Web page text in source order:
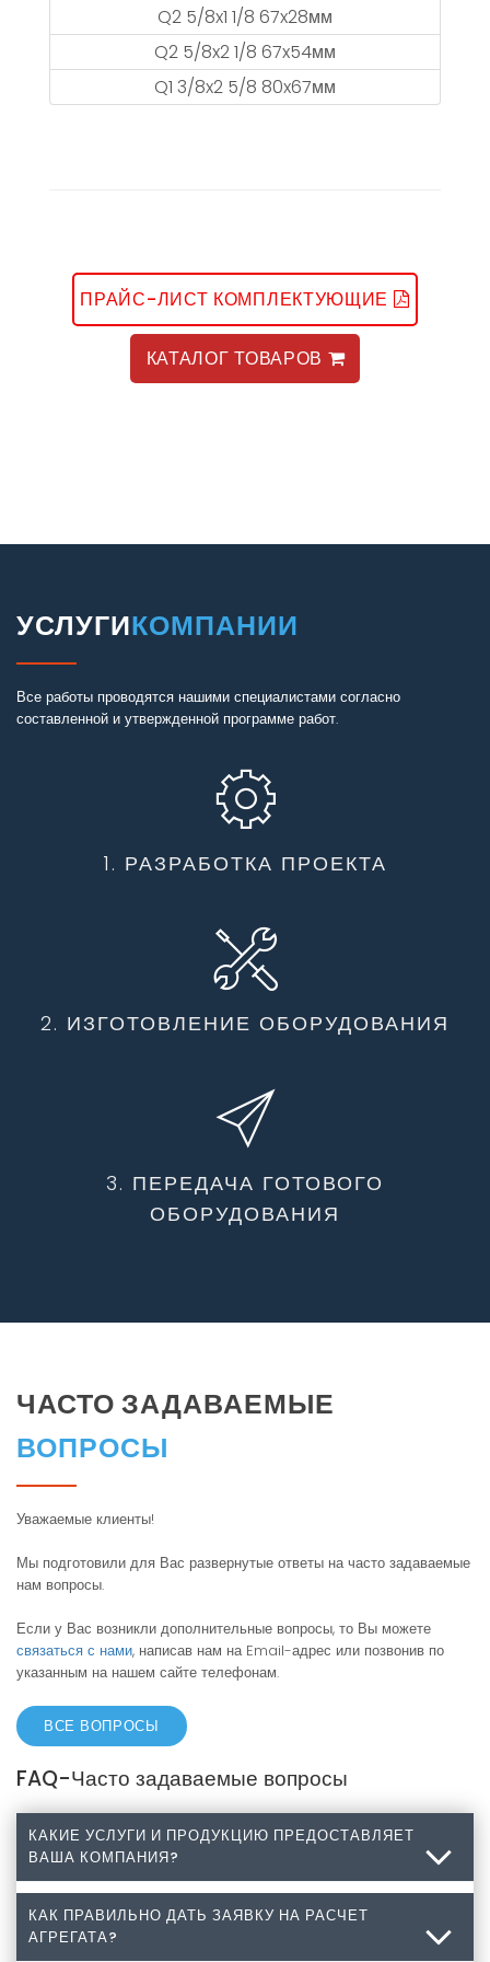
Q2 5/8x1 1/8 67x28мм
Q2 5/8x2 1/8 67x54мм
Q1 3/8x2 5/8 80x67мм
ПРАЙС-ЛИСТ КОМПЛЕКТУЮЩИЕ
КАТАЛОГ ТОВАРОВ
УСЛУГИКОМПАНИИ
Все работы проводятся нашими специалистами согласно
составленной и утвержденной программе работ.
1. РАЗРАБОТКА ПРОЕКТА
2. ИЗГОТОВЛЕНИЕ ОБОРУДОВАНИЯ
3. ПЕРЕДАЧА ГОТОВОГО
ОБОРУДОВАНИЯ
ЧАСТО ЗАДАВАЕМЫЕ
ВОПРОСЫ
Уважаемые клиенты!
Мы подготовили для Вас развернутые ответы на часто задаваемые
нам вопросы.
Если у Вас возникли дополнительные вопросы, то Вы можете
связаться с нами, написав нам на Email-адрес или позвонив по
указанным на нашем сайте телефонам.
ВСЕ ВОПРОСЫ
FAQ-Часто задаваемые вопросы
КАКИЕ УСЛУГИ И ПРОДУКЦИЮ ПРЕДОСТАВЛЯЕТ
ВАША КОМПАНИЯ?
Какие услуги и продукцию предоставляет Ваша
КАК ПРАВИЛЬНО ДАТЬ ЗАЯВКУ НА РАСЧЕТ
АГРЕГАТА?